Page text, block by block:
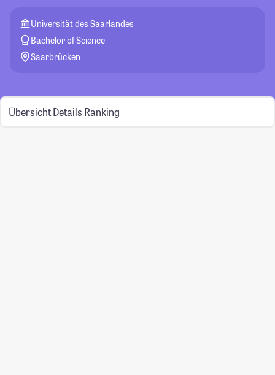
Universität des Saarlandes
Bachelor of Science
Saarbrücken
Übersicht Details Ranking